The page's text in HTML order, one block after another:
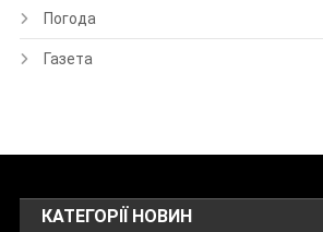
Погода
Газета
КАТЕГОРІЇ НОВИН